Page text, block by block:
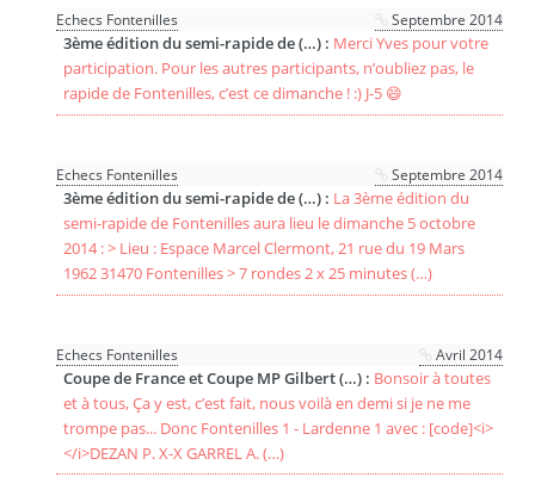
Echecs Fontenilles Septembre 2014
3ème édition du semi-rapide de (…) : Merci Yves pour votre
participation. Pour les autres participants, n’oubliez pas, le
rapide de Fontenilles, c’est ce dimanche ! :) J-5 😄
Echecs Fontenilles Septembre 2014
3ème édition du semi-rapide de (…) : La 3ème édition du
semi-rapide de Fontenilles aura lieu le dimanche 5 octobre
2014 : > Lieu : Espace Marcel Clermont, 21 rue du 19 Mars
1962 31470 Fontenilles > 7 rondes 2 x 25 minutes (…)
Echecs Fontenilles Avril 2014
Coupe de France et Coupe MP Gilbert (…) : Bonsoir à toutes
et à tous, Ça y est, c’est fait, nous voilà en demi si je ne me
trompe pas... Donc Fontenilles 1 - Lardenne 1 avec : [code]<i>
</i>DEZAN P. X-X GARREL A. (…)